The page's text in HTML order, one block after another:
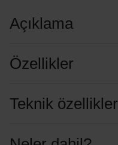
Açıklama
Özellikler
Teknik özellikler